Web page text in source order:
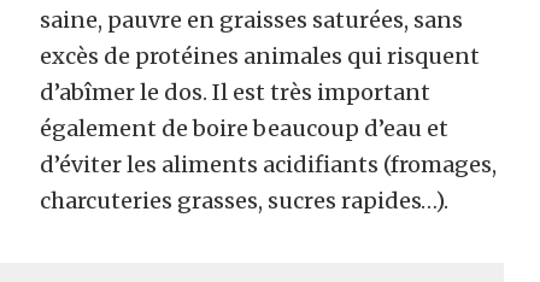
saine, pauvre en graisses saturées, sans
excès de protéines animales qui risquent
d’abîmer le dos. Il est très important
également de boire beaucoup d’eau et
d’éviter les aliments acidifiants (fromages,
charcuteries grasses, sucres rapides…).